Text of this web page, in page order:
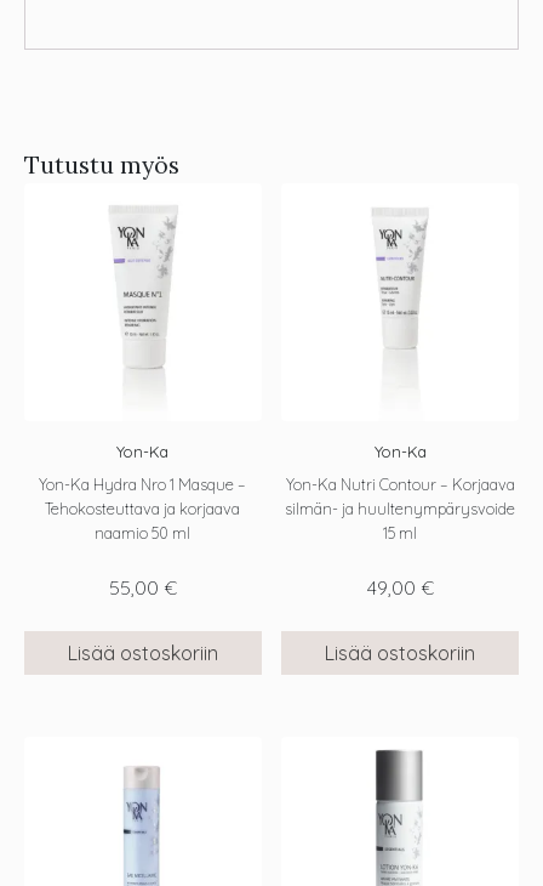
Tutustu myös
Yon-Ka
Yon-Ka Hydra Nro 1 Masque –
Tehokosteuttava ja korjaava
naamio 50 ml
55,00 €
Lisää ostoskoriin
Yon-Ka
Yon-Ka Nutri Contour – Korjaava
silmän- ja huultenympärysvoide
15 ml
49,00 €
Lisää ostoskoriin